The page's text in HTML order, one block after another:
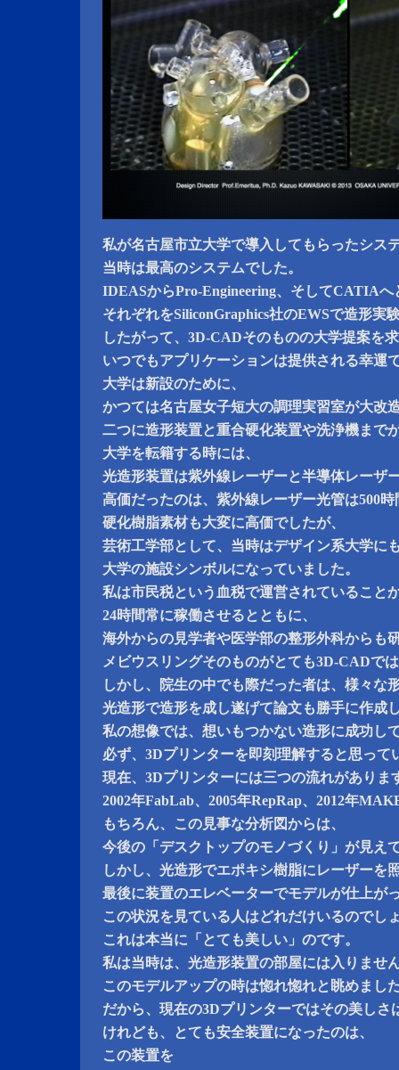
私が名古屋市立大学で導入してもらったシス
当時は最高のシステムでした。
IDEASからPro-Engineering、そしてCATIAへ
それぞれをSiliconGraphics社のEWSで造形実
したがって、3D-CADそのものの大学提案を
いつでもアプリケーションは提供される幸運
大学は新設のために、
かつては名古屋女子短大の調理実習室が大改
二つに造形装置と重合硬化装置や洗浄機まで
大学を転籍する時には、
光造形装置は紫外線レーザーと半導体レーザ
高価だったのは、紫外線レーザー光管は500
硬化樹脂素材も大変に高価でしたが、
芸術工学部として、当時はデザイン系大学に
大学の施設シンボルになっていました。
私は市民税という血税で運営されていること
24時間常に稼働させるとともに、
海外からの見学者や医学部の整形外科からも
メビウスリングそのものがとても3D-CADで
しかし、院生の中でも際だった者は、様々な
光造形で造形を成し遂げて論文も勝手に作成
私の想像では、想いもつかない造形に成功し
必ず、3Dプリンターを即刻理解すると思って
現在、3Dプリンターには三つの流れがありま
2002年FabLab、2005年RepRap、2012年
もちろん、この見事な分析図からは、
今後の「デスクトップのモノづくり」が見え
しかし、光造形でエポキシ樹脂にレーザーを
最後に装置のエレベーターでモデルが仕上が
この状況を見ている人はどれだけいるのでし
これは本当に「とても美しい」のです。
私は当時は、光造形装置の部屋には入りませ
このモデルアップの時は惚れ惚れと眺めまし
だから、現在の3Dプリンターではその美しさ
けれども、とても安全装置になったのは、
この装置を